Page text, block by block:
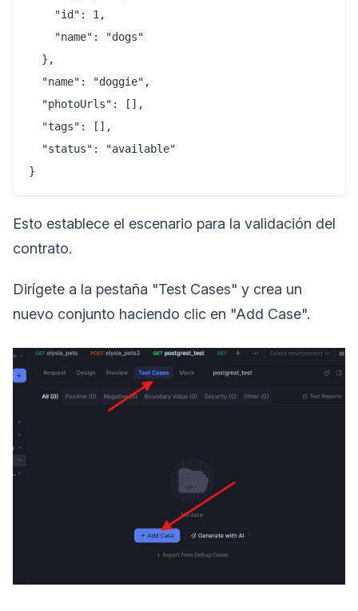
    "id": 1,
    "name": "dogs"
  },
  "name": "doggie",
  "photoUrls": [],
  "tags": [],
  "status": "available"
Esto establece el escenario para la validación del
contrato.
Dirígete a la pestaña "Test Cases" y crea un
nuevo conjunto haciendo clic en "Add Case".